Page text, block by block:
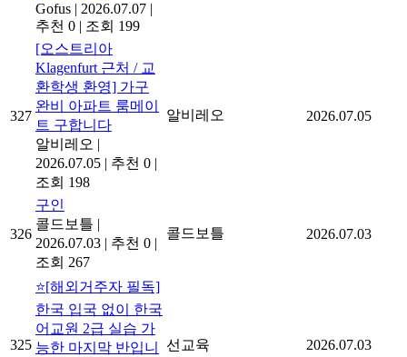
Gofus | 2026.07.07 |
추천 0 | 조회 199
327
[오스트리아
Klagenfurt 근처 / 교
환학생 환영] 가구
완비 아파트 룸메이
트 구합니다
알비레오 |
2026.07.05 | 추천 0 |
조회 198
알비레오 2026.07.05
326
구인
콜드보틀 |
2026.07.03 | 추천 0 |
조회 267
콜드보틀 2026.07.03
325
⭐[해외거주자 필독]
한국 입국 없이 한국
어교원 2급 실습 가
능한 마지막 반입니
선교육 2026.07.03